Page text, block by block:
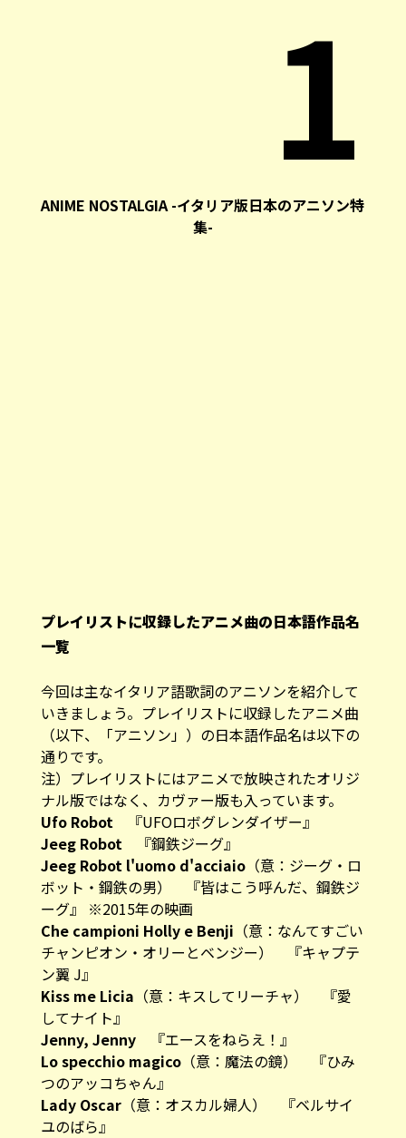
1
ANIME NOSTALGIA -イタリア版日本のアニソン特
集-
プレイリストに収録したアニメ曲の日本語作品名
一覧
今回は主なイタリア語歌詞のアニソンを紹介して
いきましょう。プレイリストに収録したアニメ曲
（以下、「アニソン」）の日本語作品名は以下の
通りです。
注）プレイリストにはアニメで放映されたオリジ
ナル版ではなく、カヴァー版も入っています。
Ufo Robot『UFOロボグレンダイザー』
Jeeg Robot『鋼鉄ジーグ』
Jeeg Robot l'uomo d'acciaio（意：ジーグ・ロ
ボット・鋼鉄の男） 『皆はこう呼んだ、鋼鉄ジ
ーグ』 ※2015年の映画
Che campioni Holly e Benji （意：なんてすごい
チャンピオン・オリーとベンジー） 『キャプテ
ン翼 J』
Kiss me Licia （意：キスしてリーチャ） 『愛
してナイト』
Jenny, Jenny『エースをねらえ！』
Lo specchio magico（意：魔法の鏡） 『ひみ
つのアッコちゃん』
Lady Oscar（意：オスカル婦人） 『ベルサイ
ユのばら』